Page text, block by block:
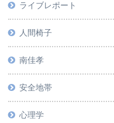
ライブレポート
人間椅子
南佳孝
安全地帯
心理学